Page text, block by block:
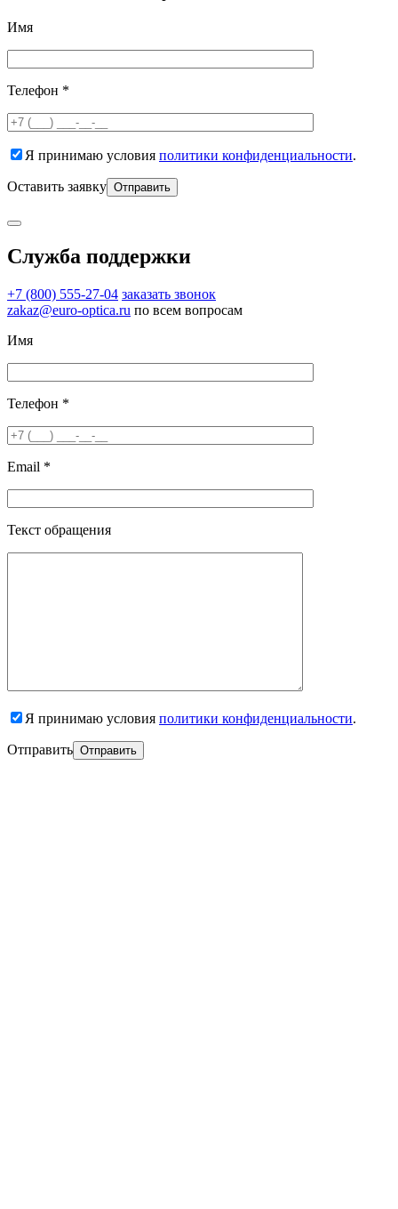
Имя
Телефон *
Я принимаю условия политики конфиденциальности.
Оставить заявку
Служба поддержки
+7 (800) 555-27-04 заказать звонок
zakaz@euro-optica.ru по всем вопросам
Имя
Телефон *
Email *
Текст обращения
Я принимаю условия политики конфиденциальности.
Отправить